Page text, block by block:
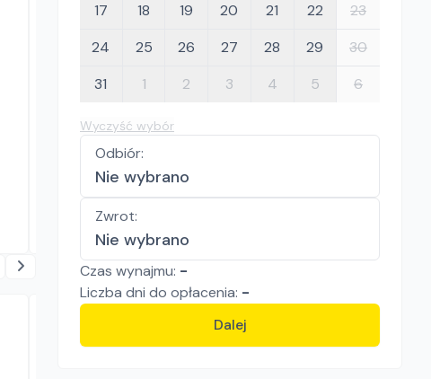
17
18 19 20 21 22
23
24
25 26 27 28 29
30
31
1 2 3 4 5 6
Wyczyść wybór
Odbiór:
Nie wybrano
Zwrot:
Nie wybrano
Czas wynajmu: -
Liczba dni do opłacenia: -
Dalej
Wacker Neuson DPU 3050 H
Zagęszczarki
160.00zł/ dzień
Piaseczno